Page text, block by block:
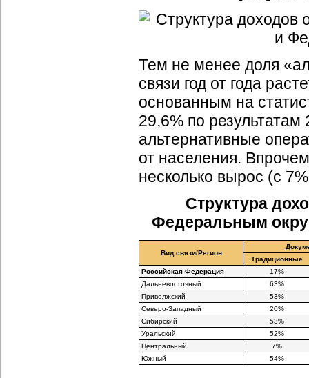
Тем не менее доля
связи год от года
основанным на
29,6% по
альтернативные
от населения.
несколько вырос (с
Структура
Федеральным
Вид связи/Регион
Традиционные
Российская Федеpация
17%
Дальневосточный
63%
Приволжский
53%
Северо-Западный
20%
Сибирский
53%
Уральский
52%
Центральный
7%
Южный
54%